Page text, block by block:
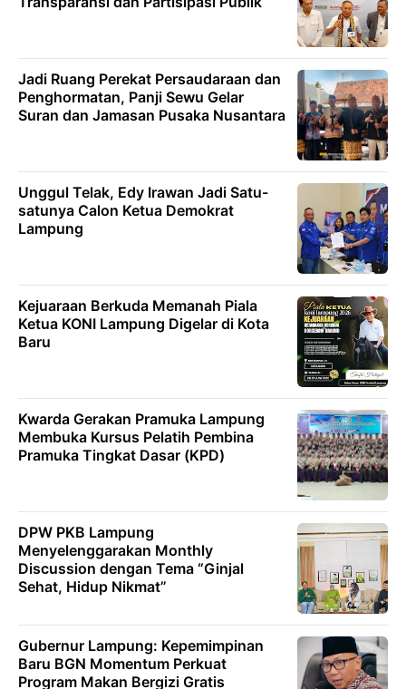
Jadi Ruang Perekat Persaudaraan dan
Penghormatan, Panji Sewu Gelar
Suran dan Jamasan Pusaka Nusantara
Unggul Telak, Edy Irawan Jadi Satu-
satunya Calon Ketua Demokrat
Lampung
Kejuaraan Berkuda Memanah Piala
Ketua KONI Lampung Digelar di Kota
Baru
Kwarda Gerakan Pramuka Lampung
Membuka Kursus Pelatih Pembina
Pramuka Tingkat Dasar (KPD)
DPW PKB Lampung
Menyelenggarakan Monthly
Discussion dengan Tema “Ginjal
Sehat, Hidup Nikmat”
Gubernur Lampung: Kepemimpinan
Baru BGN Momentum Perkuat
Program Makan Bergizi Gratis